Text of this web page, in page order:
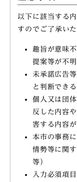
以下に該当する
すのでご了承い
趣旨が意味
提案等が不
未承諾広告
と判断でき
個人又は団
反した内容
害する内容
本市の事務
情勢等に関
等）
入力必須項